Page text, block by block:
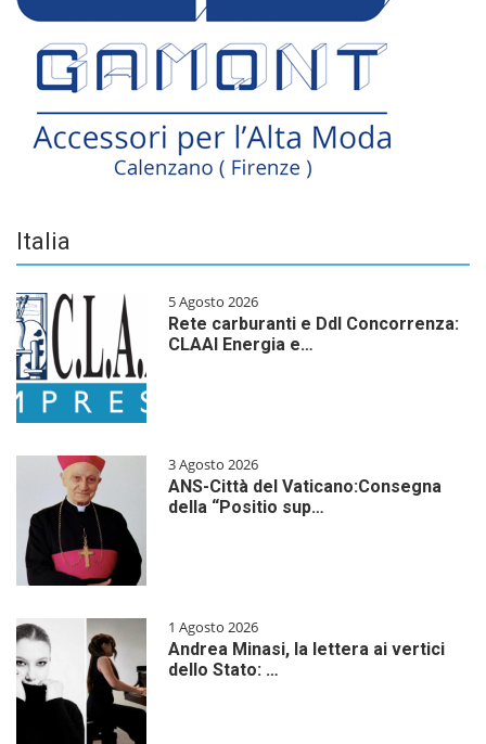
Italia
5 Agosto 2026
Rete carburanti e Ddl Concorrenza:
CLAAI Energia e…
3 Agosto 2026
ANS-Città del Vaticano:Consegna
della “Positio sup…
1 Agosto 2026
Andrea Minasi, la lettera ai vertici
dello Stato: …